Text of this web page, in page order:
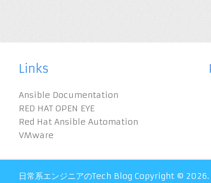
Links
Ansible Documentation
RED HAT OPEN EYE
Red Hat Ansible Automation
VMware
日常系エンジニアのTech Blog Copyright © 2026.